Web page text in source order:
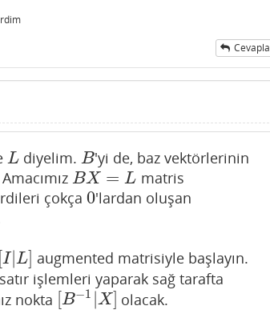
Cevapla
L
L diyelim. B
B 'yi de, baz vektörlerinin
BX = L
BX=L
matris
çokça 0
0'lardan oluşan
I|L
I| L] augmented matrisiyle başlayın.
işlemleri yaparak sağ tarafta
nokta [B−1 |X]
[B−1| X] olacak.